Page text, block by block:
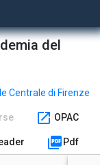
del
Centrale di Firenze
open_in_new OPAC
picture_as_pdf Pdf
maggio 1649.
29 gennaio 1650.
aprile 1651.
gennaio 1652 ab